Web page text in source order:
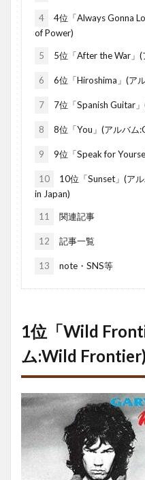
4
4位「Always Gonna
of Power)
5 5位「After the War」
6 6位「Hiroshima」(ア
7 7位「Spanish Guitar
8 8位「You」(アルバム
9 9位「Speak for
10
10位「Sunset」(ア
in Japan)
11 関連記事
12 記事一覧
13 note・SNS等
1位「Wild
ム:Wild Frontier)